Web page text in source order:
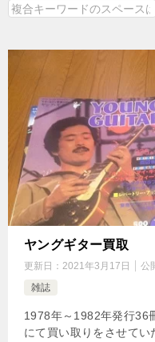
ヤングギター買取
更新日： 2021年3月17日 公
雑誌
1978年～1982年発行36
にて買い取りをさせてい